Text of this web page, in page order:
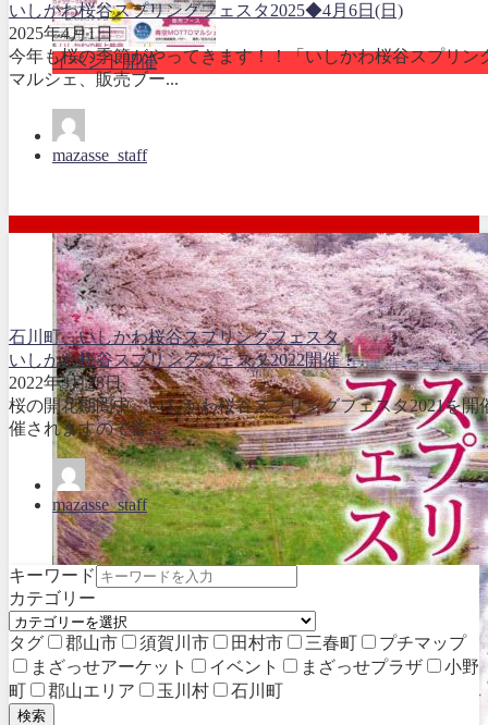
イベント開催
いしかわ桜谷スプリングフェスタ2025◆4月6日(日)
2025年4月1日
今年も桜の季節がやってきます！！「いしかわ桜谷スプリ
マルシェ、販売ブー...
mazasse_staff
石川町、いしかわ桜谷スプリングフェスタ
いしかわ桜谷スプリングフェスタ2022開催！
2022年3月28日
桜の開花期間中、いしかわ桜谷スプリングフェスタ2021を
催されますので皆...
mazasse_staff
キーワード
カテゴリー
タグ 郡山市 須賀川市 田村市 三春町
プチマップ
まざっせアーケット
イベント まざっせプラザ
小野
町
郡山エリア 玉川村 石川町
検索